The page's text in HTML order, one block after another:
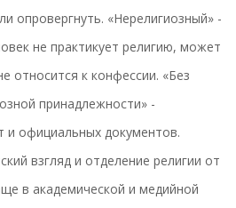
опровергнуть. «Нерелигиозный» -
не практикует религию, может
относится к конфессии. «Без
принадлежности» -
и официальных документов.
взгляд и отделение религии от
в академической и медийной